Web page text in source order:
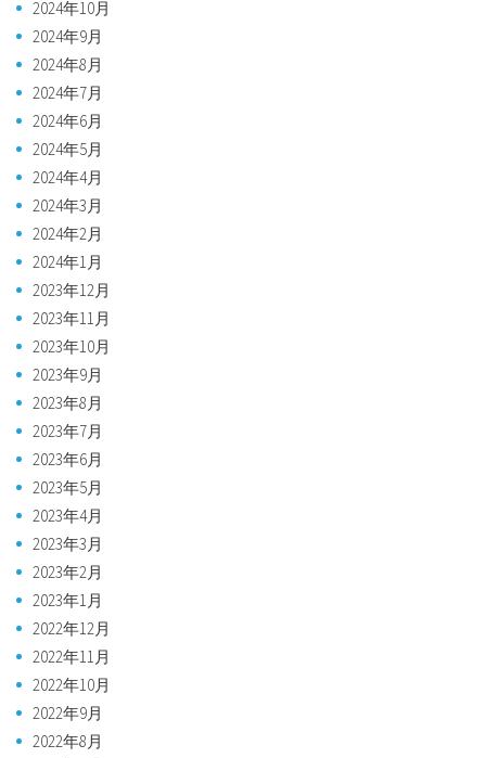
2024年10月
2024年9月
2024年8月
2024年7月
2024年6月
2024年5月
2024年4月
2024年3月
2024年2月
2024年1月
2023年12月
2023年11月
2023年10月
2023年9月
2023年8月
2023年7月
2023年6月
2023年5月
2023年4月
2023年3月
2023年2月
2023年1月
2022年12月
2022年11月
2022年10月
2022年9月
2022年8月